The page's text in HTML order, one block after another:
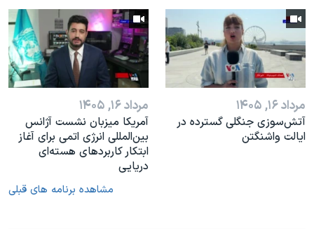
مرداد ۱۶, ۱۴۰۵
آتش‌سوزی جنگلی گسترده در
ایالت واشنگتن
مرداد ۱۶, ۱۴۰۵
آمریکا میزبان نشست آژانس
بین‌المللی انرژی اتمی برای آغاز
ابتکار کاربردهای هسته‌ای
دریایی
مشاهده برنامه های قبلی